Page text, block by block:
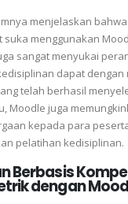
menjelaskan
suka menggunakan
sangat menyukai
dapat dengan
telah berhasil
Moodle juga
kepada para
pelatihan kedisiplinan.
Berbasis
dengan